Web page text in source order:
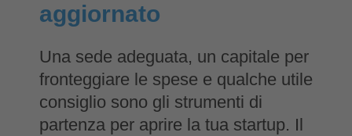
aggiornato
Una sede adeguata, un capitale per
fronteggiare le spese e qualche utile
consiglio sono gli strumenti di
partenza per aprire la tua startup. Il